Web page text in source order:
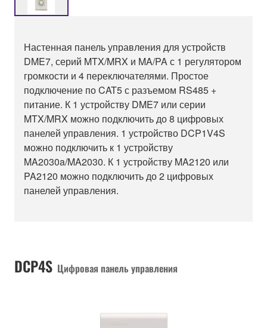
Настенная панель управления для устройств
DME7, серий MTX/MRX и MA/PA с 1 регулятором
громкости и 4 переключателями. Простое
подключение по CAT5 с разъемом RS485 +
питание. К 1 устройству DME7 или серии
MTX/MRX можно подключить до 8 цифровых
панелей управления. 1 устройство DCP1V4S
можно подключить к 1 устройству
MA2030a/MA2030. К 1 устройству MA2120 или
PA2120 можно подключить до 2 цифровых
панелей управления.
DCP4S Цифровая панель управления